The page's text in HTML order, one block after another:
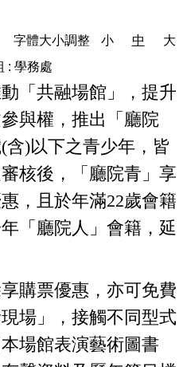
字體大小調整 小 中
大
: 學務處
「共融場館」，提升
與權，推出「廳院
含)以下之青少年，皆
核後，「廳院青」享
，且於年滿22歲會籍
「廳院人」會籍，延
購票優惠，亦可免費
場」，接觸不同型式
場館表演藝術圖書